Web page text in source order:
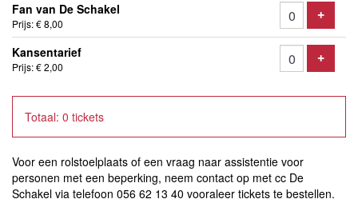
Fan van De Schakel
Prijs: € 8,00
+Voeg
Kansentarief
Prijs: € 2,00
+Voeg
Totaal: 0 tickets
Voor een rolstoelplaats of een vraag naar assistentie voor
personen met een beperking, neem contact op met cc De
Schakel via telefoon 056 62 13 40 vooraleer tickets te bestellen.